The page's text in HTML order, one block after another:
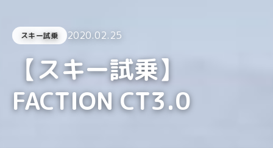
スキー試乗 2020.02.25
【スキー試乗】
FACTION CT3.0